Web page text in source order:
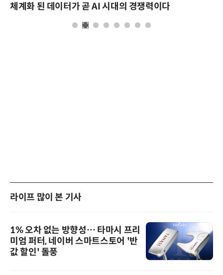
체계화 된 데이터가 곧 AI 시대의 경쟁력이다
라이프 많이 본 기사
1% 오차 없는 방향성… 타마시 프리
미엄 퍼터, 네이버 스마트스토어 '반
값 할인' 돌풍